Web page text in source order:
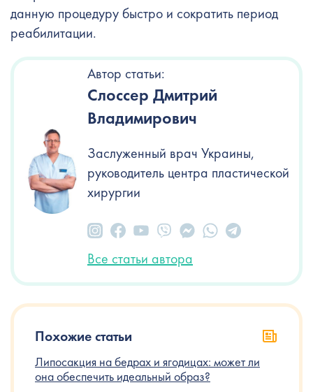
данную процедуру быстро и сократить период
реабилитации.
Автор статьи:
Слоссер Дмитрий
Владимирович
Заслуженный врач Украины,
руководитель центра пластической
хирургии
Все статьи автора
Похожие статьи
Липосакция на бедрах и ягодицах: может ли
она обеспечить идеальный образ?